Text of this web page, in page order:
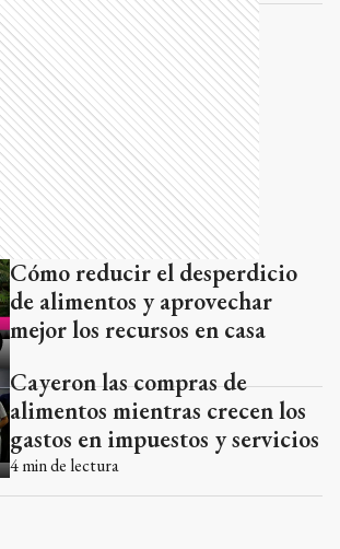
Cómo reducir el desperdicio
de alimentos y aprovechar
mejor los recursos en casa
Cayeron las compras de
alimentos mientras crecen los
gastos en impuestos y servicios
4min de lectura